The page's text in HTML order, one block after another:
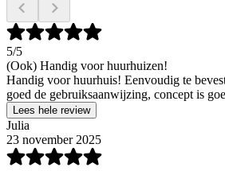
5/5
(Ook) Handig voor huurhuizen!
Handig voor huurhuis! Eenvoudig te
goed de gebruiksaanwijzing, concept is
Lees hele review
Julia
23 november 2025